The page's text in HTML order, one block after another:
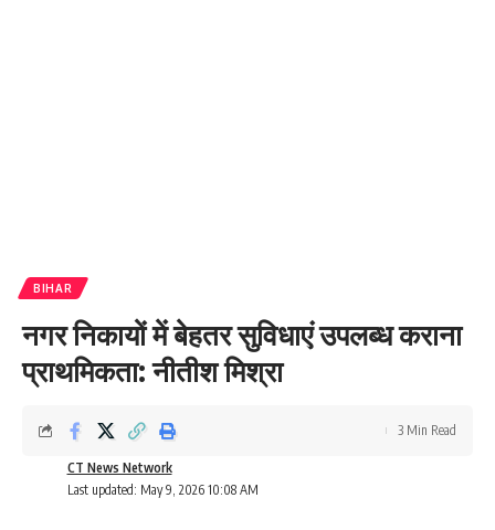
BIHAR
नगर निकायों में बेहतर सुविधाएं उपलब्ध कराना
प्राथमिकता: नीतीश मिश्रा
Last updated: May 9, 2026 10:08 AM
CT News Network
3 Min Read